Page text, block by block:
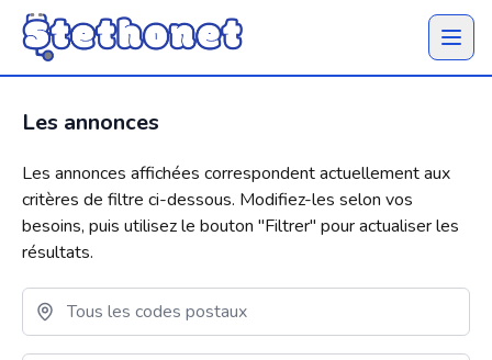
Ouvrir
Les annonces
Les annonces affichées correspondent actuellement aux
critères de filtre ci-dessous. Modifiez-les selon vos
besoins, puis utilisez le bouton "Filtrer" pour actualiser les
résultats.